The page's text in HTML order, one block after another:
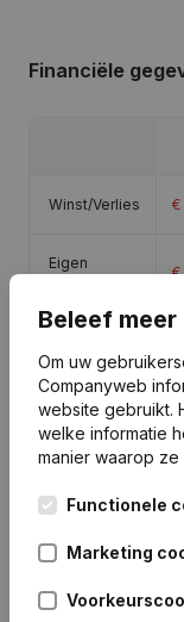
Financiële
Winst/Verlies €
Eigen
€
Datum
Beleef
Om uw
Companyweb
website gebruikt.
welke informatie
manier waarop
Functionele
Marketing